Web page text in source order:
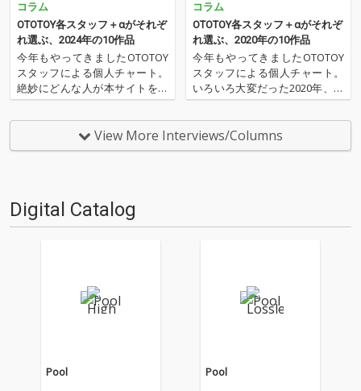
コラム
OTOTOY各スタッフ＋αがそれぞ
れ選ぶ、2024年の10作品
今年もやってきましたOTOTOY
スタッフによる個人チャート。
絶妙にどんな人が本サイトを運
営しているのか？ そんな自己
紹介もちょっとかねておりま
す。2024年は、それぞれなにを
聴いてOTOTOYを作っていたの
コラム
OTOTOY各スタッフ＋αがそれぞ
れ選ぶ、2020年の10作品
今年もやってきましたOTOTOY
スタッフによる個人チャート。
いろいろ大変だった2020年、な
にを聴いてOTOTOYを作ってい
たのか？ 今年は新人、梶野に加
えてインターン、そしてコント
リビューター枠としていろいろ
View More Interviews/Columns
Digital Catalog
Pool Pool